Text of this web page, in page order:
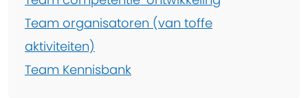
Team organisatoren (van toffe
aktiviteiten)
Team Kennisbank